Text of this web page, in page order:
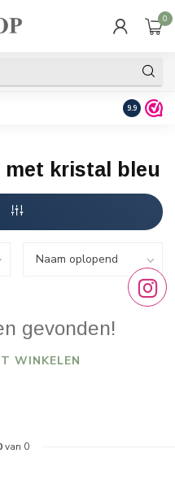
0
Snelle
9.9
met kristal bleu
gevonden!
WINKELEN
van 0